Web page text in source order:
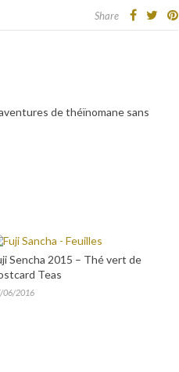
Share
de théïnomane sans
Sencha 2015 – Thé vert de
Teas
06/2016